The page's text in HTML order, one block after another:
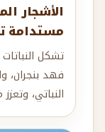
الأشجار
مستدامة
تشكل
فهد بنجران،
النباتي،